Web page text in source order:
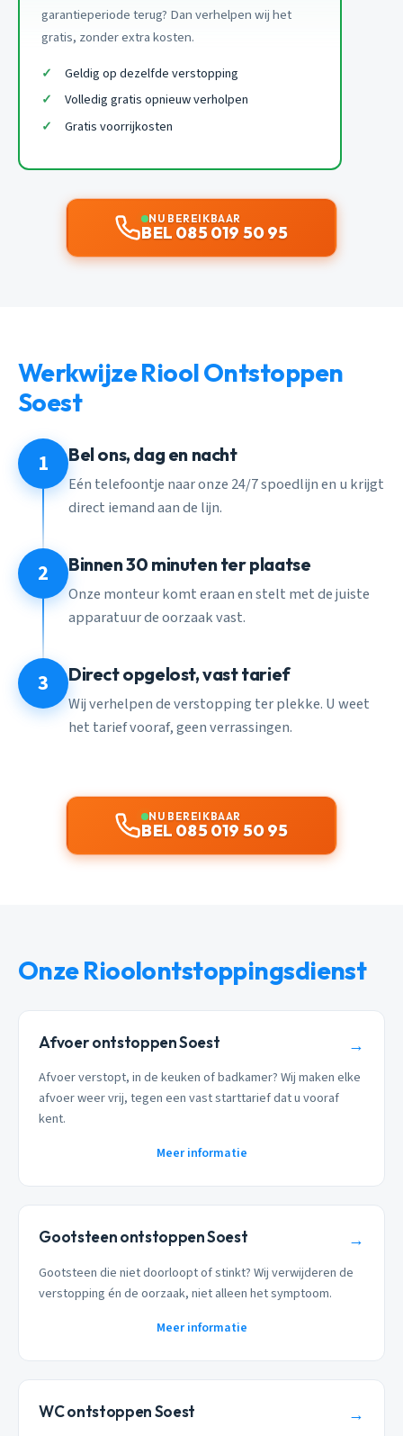
garantieperiode terug? Dan verhelpen wij het
gratis, zonder extra kosten.
Geldig op dezelfde verstopping
Volledig gratis opnieuw verholpen
Gratis voorrijkosten
NU BEREIKBAAR
BEL 085 019 50 95
Werkwijze Riool Ontstoppen
Soest
1 Bel ons, dag en nacht
Eén telefoontje naar onze 24/7 spoedlijn en u krijgt
direct iemand aan de lijn.
2 Binnen 30 minuten ter plaatse
Onze monteur komt eraan en stelt met de juiste
apparatuur de oorzaak vast.
3 Direct opgelost, vast tarief
Wij verhelpen de verstopping ter plekke. U weet
het tarief vooraf, geen verrassingen.
NU BEREIKBAAR
BEL 085 019 50 95
Onze Rioolontstoppingsdienst
Afvoer ontstoppen Soest →
Afvoer verstopt, in de keuken of badkamer? Wij maken elke
afvoer weer vrij, tegen een vast starttarief dat u vooraf
kent.
Meer informatie
Gootsteen ontstoppen Soest →
Gootsteen die niet doorloopt of stinkt? Wij verwijderen de
verstopping én de oorzaak, niet alleen het symptoom.
Meer informatie
WC ontstoppen Soest →